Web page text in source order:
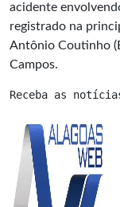
acidente
registrado na
Antônio Coutinho
Campos.
Receba as